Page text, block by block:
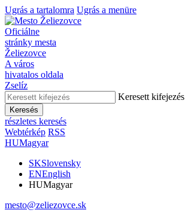
Ugrás a tartalomra Ugrás a menüre
Oficiálne
stránky mesta
Želiezovce
A város
hivatalos oldala
Zselíz
Keresett kifejezés
Keresés
részletes keresés
Webtérkép RSS
HUMagyar
SKSlovensky
ENEnglish
HUMagyar
mesto@zeliezovce.sk